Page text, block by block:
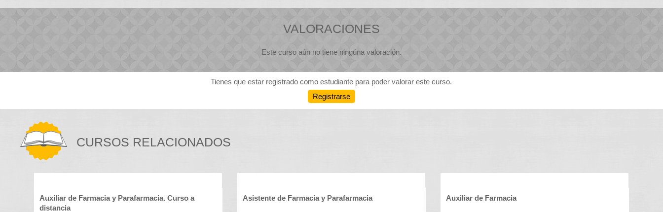
VALORACIONES
Este curso aún no tiene ningúna valoración.
Tienes que estar registrado como estudiante para poder valorar este curso.
Registrarse
CURSOS RELACIONADOS
Auxiliar de Farmacia y Parafarmacia. Curso a
distancia
Asistente de Farmacia y Parafarmacia Auxiliar de Farmacia